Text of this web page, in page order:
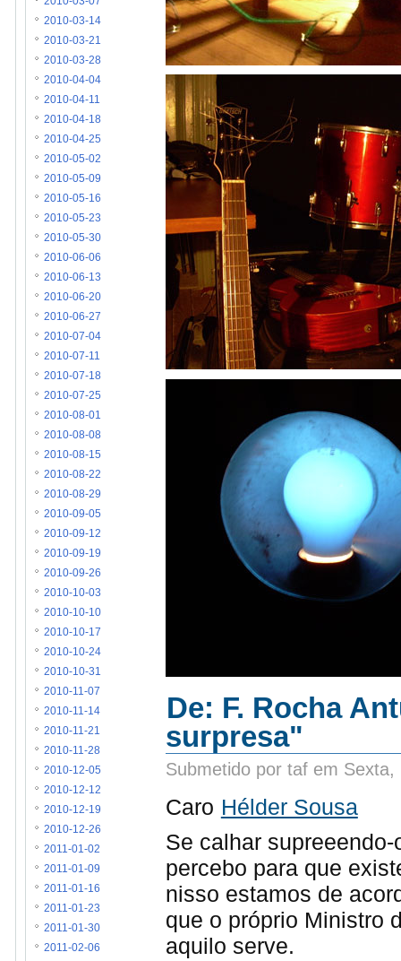
De: F. Rocha
surpresa"
Submetido por taf em Sexta,
Caro Hélder Sousa
Se calhar
percebo para que
nisso estamos de
que o próprio Ministro
aquilo serve.
2010-03-14
2010-03-21
2010-03-28
2010-04-04
2010-04-11
2010-04-18
2010-04-25
2010-05-02
2010-05-09
2010-05-16
2010-05-23
2010-05-30
2010-06-06
2010-06-13
2010-06-20
2010-06-27
2010-07-04
2010-07-11
2010-07-18
2010-07-25
2010-08-01
2010-08-08
2010-08-15
2010-08-22
2010-08-29
2010-09-05
2010-09-12
2010-09-19
2010-09-26
2010-10-03
2010-10-10
2010-10-17
2010-10-24
2010-10-31
2010-11-07
2010-11-14
2010-11-21
2010-11-28
2010-12-05
2010-12-12
2010-12-19
2010-12-26
2011-01-02
2011-01-09
2011-01-16
2011-01-23
2011-01-30
2011-02-06